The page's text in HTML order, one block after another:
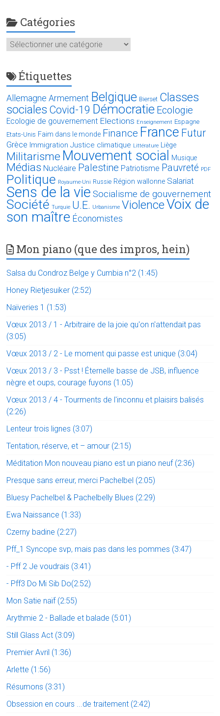
Catégories
Catégories
Étiquettes
Allemagne Armement Belgique Bierset Classes
sociales Covid-19 Démocratie Ecologie
Ecologie de gouvernement Elections Enseignement Espagne
Etats-Unis Faim dans le monde Finance France Futur
Grèce Immigration Justice climatique Littérature Liège
Militarisme Mouvement social Musique
Médias Nucléaire Palestine Patriotisme Pauvreté PDF
Politique Royaume-Uni Russie Région wallonne Salariat
Sens de la vie Socialisme de gouvernement
Société Turquie U.E. Urbanisme ViolenceVoix de
son maître Économistes
Mon piano (que des impros, hein)
Salsa du Condroz Belge y Cumbia n°2 (1:45)
Honey Rietjesuiker (2:52)
Naïveries 1 (1:53)
Vœux 2013 / 1 - Arbitraire de la joie qu'on n'attendait pas
(3:05)
Vœux 2013 / 2 - Le moment qui passe est unique (3:04)
Vœux 2013 / 3 - Psst ! Éternelle basse de JSB, influence
nègre et oups, courage fuyons (1:05)
Vœux 2013 / 4 - Tourments de l'inconnu et plaisirs balisés
(2:26)
Lenteur trois lignes (3:07)
Tentation, réserve, et – amour (2:15)
Méditation Mon nouveau piano est un piano neuf (2:36)
Presque sans erreur, merci Pachelbel (2:05)
Bluesy Pachelbel & Pachelbelly Blues (2:29)
Ewa Naissance (1:33)
Czerny badine (2:27)
Pff_1 Syncope svp, mais pas dans les pommes (3:47)
- Pff 2 Je voudrais (3:41)
- Pff3 Do Mi Sib Do(2:52)
Mon Satie naïf (2:55)
Arythmie 2 - Ballade et balade (5:01)
Still Glass Act (3:09)
Premier Avril (1:36)
Arlette (1:56)
Résumons (3:31)
Obsession en cours ...de traitement (2:42)